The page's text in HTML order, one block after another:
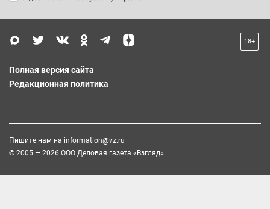
18+
Полная версия сайта
Редакционная политика
Пишите нам на information@vz.ru
© 2005 — 2026 ООО Деловая газета «Взгляд»